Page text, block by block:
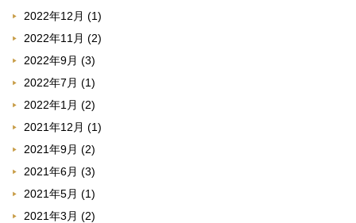
2022年12月 (1)
2022年11月 (2)
2022年9月 (3)
2022年7月 (1)
2022年1月 (2)
2021年12月 (1)
2021年9月 (2)
2021年6月 (3)
2021年5月 (1)
2021年3月 (2)